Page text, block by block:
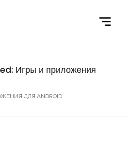
Игры и приложения
ДЛЯ ANDROID